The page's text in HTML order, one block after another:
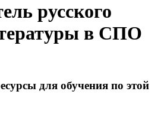
русского
в СПО
для обучения по этой